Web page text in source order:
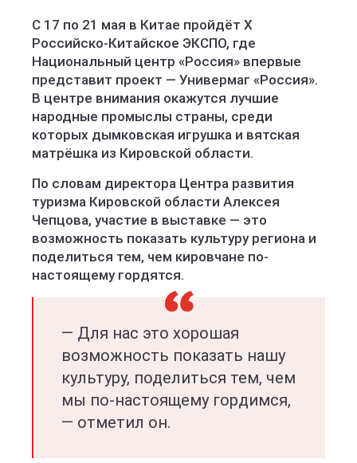
С 17 по 21 мая в Китае пройдёт X
Российско-Китайское ЭКСПО, где
Национальный центр «Россия» впервые
представит проект — Универмаг «Россия».
В центре внимания окажутся лучшие
народные промыслы страны, среди
которых дымковская игрушка и вятская
матрёшка из Кировской области.
По словам директора Центра развития
туризма Кировской области Алексея
Чепцова, участие в выставке — это
возможность показать культуру региона и
поделиться тем, чем кировчане по-
настоящему гордятся.
— Для нас это хорошая
возможность показать нашу
культуру, поделиться тем, чем
мы по-настоящему гордимся,
— отметил он.